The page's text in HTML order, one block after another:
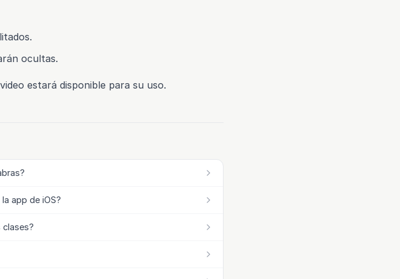
ocultas.
estará disponible para su uso.
app de iOS?